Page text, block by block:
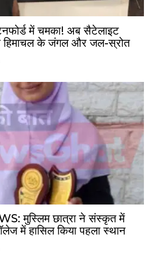
में चमका! अब सैटेलाइट
हिमाचल के जंगल और जल-स्रोत
मुस्लिम छात्रा ने संस्कृत में
में हासिल किया पहला स्थान